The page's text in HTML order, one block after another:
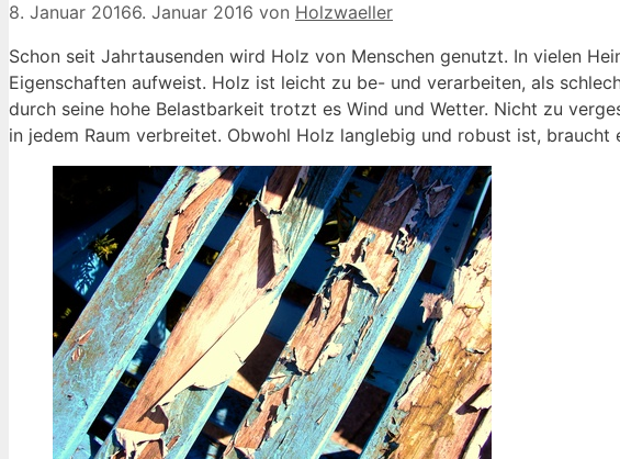
8. Januar 20166. Januar 2016 von Holzwaeller
Schon seit Jahrtausenden wird Holz von Menschen genutzt. In vielen
Eigenschaften aufweist. Holz ist leicht zu be- und verarbeiten, als
durch seine hohe Belastbarkeit trotzt es Wind und Wetter. Nicht zu
in jedem Raum verbreitet. Obwohl Holz langlebig und robust ist,